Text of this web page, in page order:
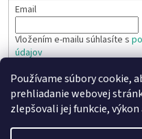
Používame súbory cookie,
prehliadanie webovej
zlepšovali jej funkcie,
Email
Vložením e-mailu súhlasíte s
údajov
PRIHLÁSIŤ SA